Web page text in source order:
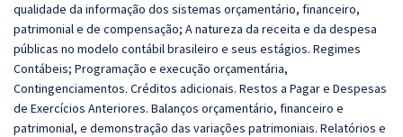
qualidade da informação dos sistemas orçamentário, financeiro,
patrimonial e de compensação; A natureza da receita e da despesa
públicas no modelo contábil brasileiro e seus estágios. Regimes
Contábeis; Programação e execução orçamentária,
Contingenciamentos. Créditos adicionais. Restos a Pagar e Despesas
de Exercícios Anteriores. Balanços orçamentário, financeiro e
patrimonial, e demonstração das variações patrimoniais. Relatórios e